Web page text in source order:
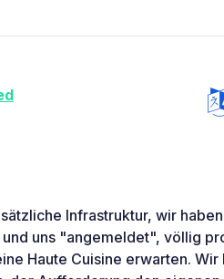
Infrastruktur, wir
uns "angemeldet", völlig
Haute Cuisine erwarten. Wir